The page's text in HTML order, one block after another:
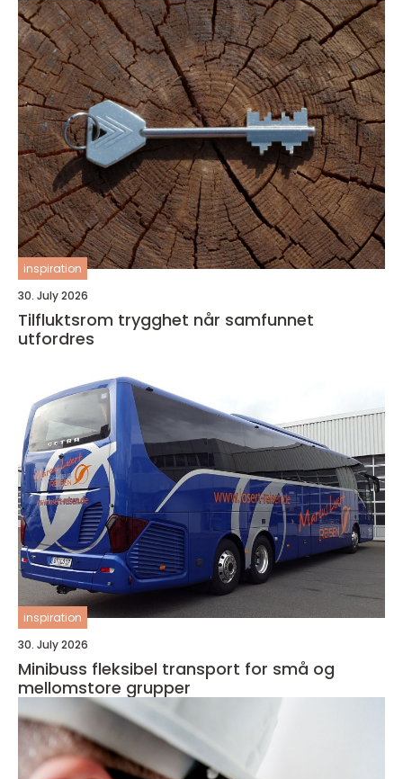
inspiration
30. July 2026
Tilfluktsrom trygghet når samfunnet
utfordres
inspiration
30. July 2026
Minibuss fleksibel transport for små og
mellomstore grupper